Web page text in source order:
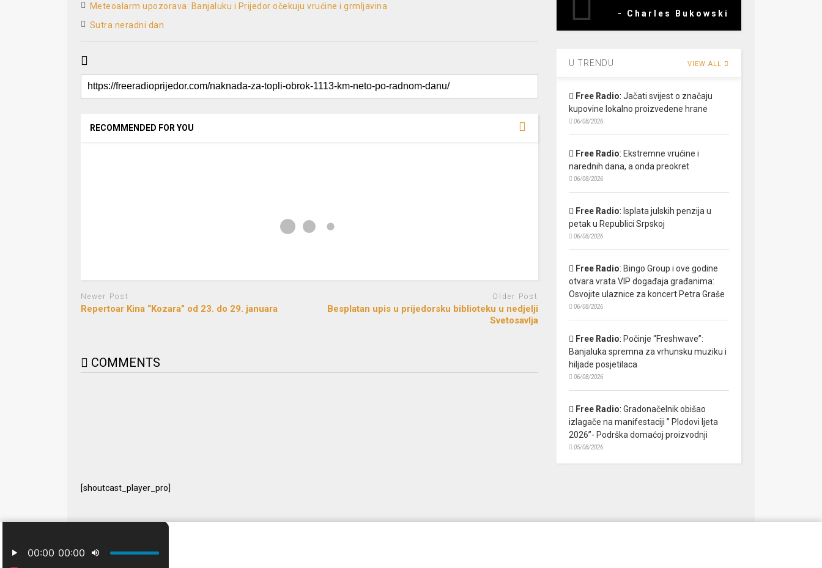
Meteoalarm upozorava: Banjaluku i Prijedor očekuju vrućine i grmljavina
Sutra neradni dan
RECOMMENDED FOR YOU
Newer Post
Repertoar Kina “Kozara” od 23. do 29. januara
Older Post
Besplatan upis u prijedorsku biblioteku u nedjelji
Svetosavlja
COMMENTS
- Charles Bukowski
U TRENDU VIEW ALL
Free Radio: Jačati svijest o značaju
kupovine lokalno proizvedene hrane
06/08/2026
Free Radio: Ekstremne vrućine i
narednih dana, a onda preokret
06/08/2026
Free Radio: Isplata julskih penzija u
petak u Republici Srpskoj
06/08/2026
Free Radio: Bingo Group i ove godine
otvara vrata VIP događaja građanima:
Osvojite ulaznice za koncert Petra Graše
06/08/2026
Free Radio: Počinje “Freshwave”:
Banjaluka spremna za vrhunsku muziku i
hiljade posjetilaca
06/08/2026
Free Radio: Gradonačelnik obišao
izlagače na manifestaciji ” Plodovi ljeta
2026”- Podrška domaćoj proizvodnji
05/08/2026
[shoutcast_player_pro]